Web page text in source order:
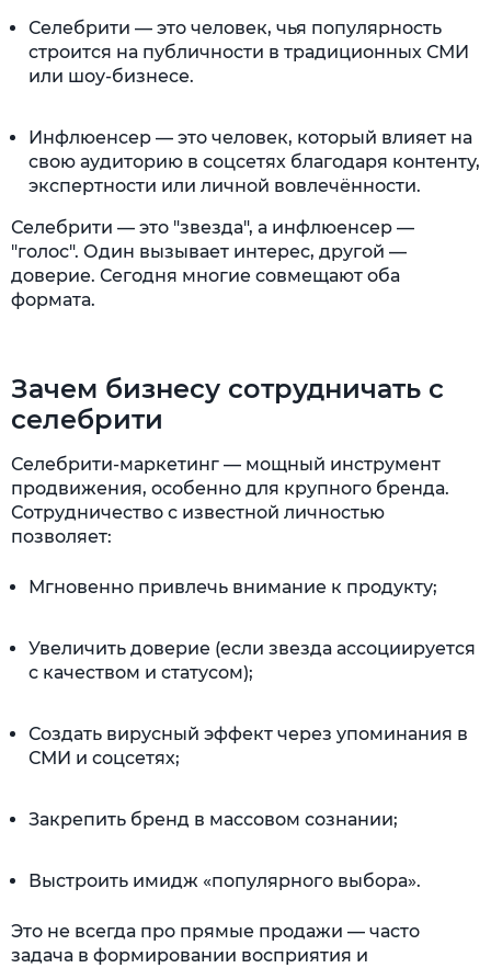
Селебрити — это человек, чья популярность
строится на публичности в традиционных СМИ
или шоу-бизнесе.
Инфлюенсер — это человек, который влияет на
свою аудиторию в соцсетях благодаря контенту,
экспертности или личной вовлечённости.
Селебрити — это "звезда", а инфлюенсер —
"голос". Один вызывает интерес, другой —
доверие. Сегодня многие совмещают оба
формата.
Зачем бизнесу сотрудничать с
селебрити
Селебрити-маркетинг — мощный инструмент
продвижения, особенно для крупного бренда.
Сотрудничество с известной личностью
позволяет:
Мгновенно привлечь внимание к продукту;
Увеличить доверие (если звезда ассоциируется
с качеством и статусом);
Создать вирусный эффект через упоминания в
СМИ и соцсетях;
Закрепить бренд в массовом сознании;
Выстроить имидж «популярного выбора».
Это не всегда про прямые продажи — часто
задача в формировании восприятия и